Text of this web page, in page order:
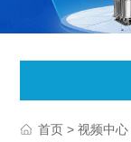
首页 >视频中心